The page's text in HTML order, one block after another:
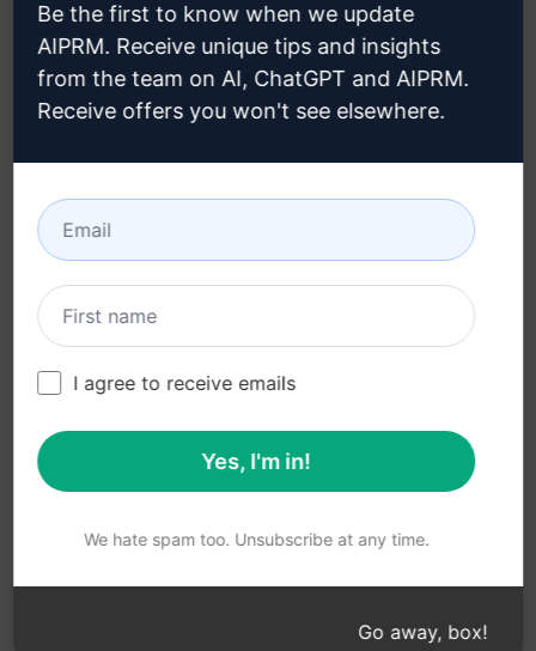
Política de Privacidade
(en)
Política de Uso Aceitável
Termos da Extensão do
Navegador (en)
Termos de Faturamento
(en)
Como Instalar
Google Chrome
Microsoft Edge
© 2026
All logos, trademarks, and registered trademarks are the
AIPRM and other related brand names are registered
laws.
and EU CTM EU18823472, EU18830896.
Be the first to know when we update
AIPRM. Receive unique tips and insights
from the team on AI, ChatGPT and AIPRM.
Receive offers you won't see elsewhere.
I agree to receive emails
Yes, I'm in!
We hate spam too. Unsubscribe at any time.
Go away, box!